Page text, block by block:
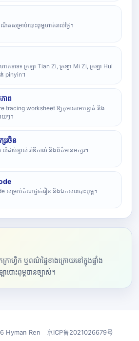
តសម្រាប់បោះពុម្ពហាត់រាល់ថ្ងៃ។
ាត់ទទេ៖ ក្រឡា Tian Zi, ក្រឡា Mi Zi, ក្រឡា Hui
ត់ pinyin។
ាព
tracing worksheet ឱ្យកុមារតាមបន្ទាត់ និង
យៗ។
សរចិន
លំដាប់ខ្ទាស់ រ៉ាឌីកាល់ និងព័ត៌មានអក្សរ។
សម្រាប់តំណថ្នាក់រៀន និងឯកសារបោះពុម្ព។
រាហ្វិក ឬពណ៌ផ្ទៃខាងក្រោយនៅក្នុងផ្ទាំង
ាបោះពុម្ពបានច្បាស់។
Hyman Ren 京ICP备2021026679号